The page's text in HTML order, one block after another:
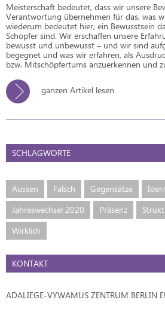
Meisterschaft bedeutet, dass wir unsere
Verantwortung übernehmen für das, was
wiederum bedeutet hier, ein Bewusstsein
Schöpfer sind. Wir erschaffen unsere
bewusst und unbewusst – und wir sind
begegnet und was wir erfahren, als
bzw. Mitschöpfertums anzuerkennen und
ganzen Artikel lesen
SCHLAGWORTE
Aussen Falsch Gegensätze
Jahreswechsel 2020
Präsenz
Wirklich
KONTAKT
ADALIEGE-VYWAMUS ZENTRUM BERLIN